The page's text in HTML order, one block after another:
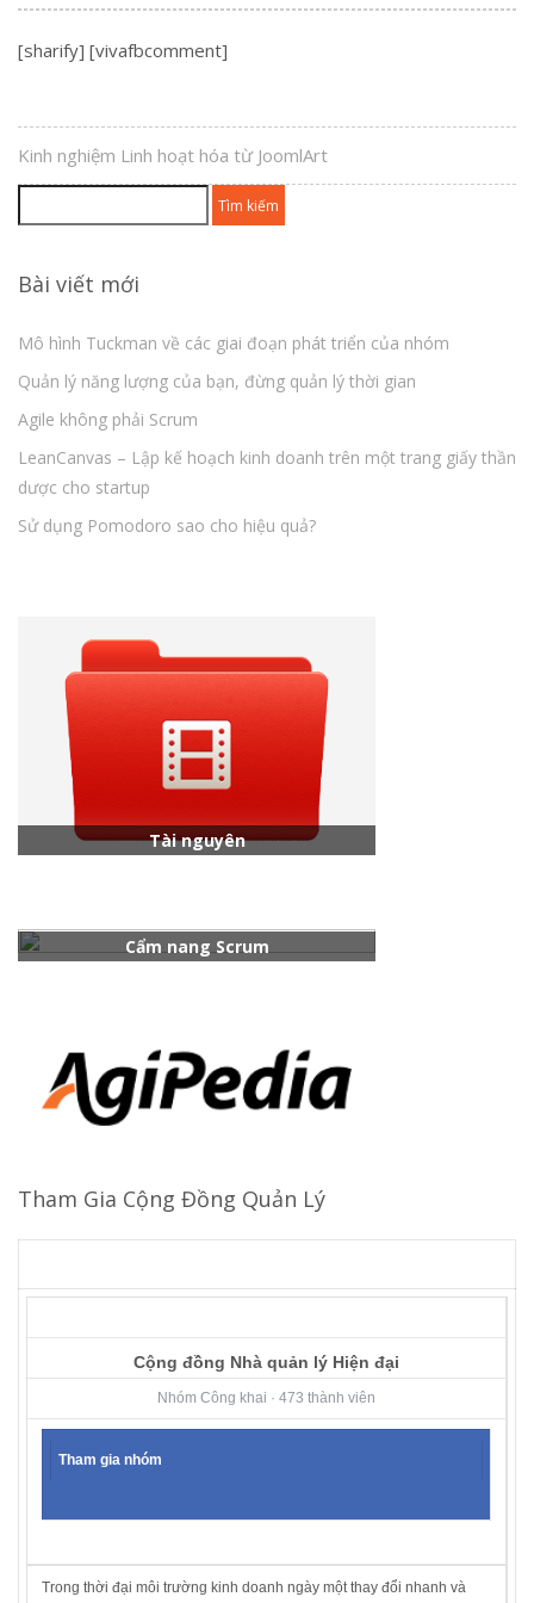
[sharify] [vivafbcomment]
Kinh nghiệm Linh hoạt hóa từ JoomlArt
kiếm
Bài viết mới
Mô hình Tuckman về các giai đoạn phát triển của nhóm
Quản lý năng lượng của bạn, đừng quản lý thời gian
Agile không phải Scrum
LeanCanvas – Lập kế hoạch kinh doanh trên một trang giấy thần
dược cho startup
Sử dụng Pomodoro sao cho hiệu quả?
Tài nguyên
Cẩm nang Scrum
Tham Gia Cộng Đồng Quản Lý
Cộng đồng Nhà quản lý Hiện đại
Nhóm Công khai · 473 thành viên
Tham gia nhóm
Trong thời đại môi trường kinh doanh ngày một thay đổi nhanh và